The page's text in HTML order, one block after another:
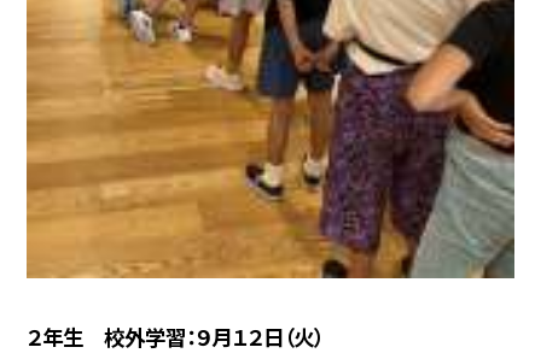
２年生 校外学習：９月１２日（火）